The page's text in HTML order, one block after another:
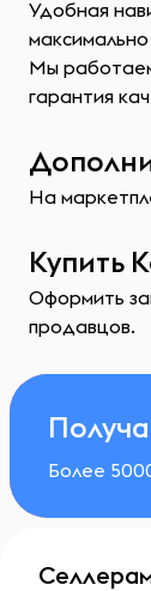
Удобная
Мы
гарантия
На
Купить
Оформить
продавцов.
Более